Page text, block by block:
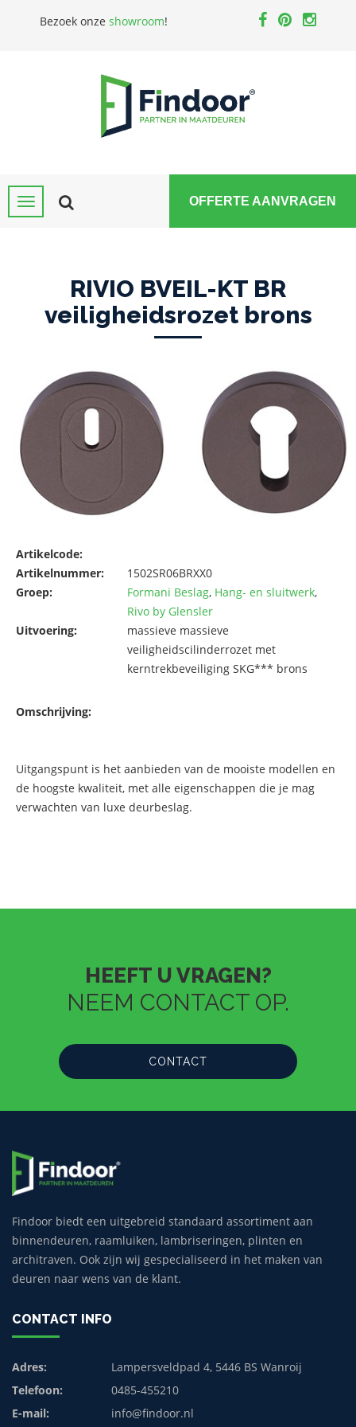
Bezoek onze showroom!
OFFERTE AANVRAGEN
RIVIO BVEIL-KT BR
veiligheidsrozet brons
Artikelcode:
Artikelnummer:
1502SR06BRXX0
Groep:
Formani Beslag, Hang- en sluitwerk,
Rivo by Glensler
Uitvoering:
massieve massieve
veiligheidscilinderrozet met
kerntrekbeveiliging SKG*** brons
Omschrijving:
Uitgangspunt is het aanbieden van de mooiste modellen en
de hoogste kwaliteit, met alle eigenschappen die je mag
verwachten van luxe deurbeslag.
HEEFT U VRAGEN?
NEEM CONTACT OP.
CONTACT
Findoor biedt een uitgebreid standaard assortiment aan
binnendeuren, raamluiken, lambriseringen, plinten en
architraven. Ook zijn wij gespecialiseerd in het maken van
deuren naar wens van de klant.
CONTACT INFO
Adres:
Lampersveldpad 4, 5446 BS Wanroij
Telefoon:
0485-455210
E-mail:
info@findoor.nl